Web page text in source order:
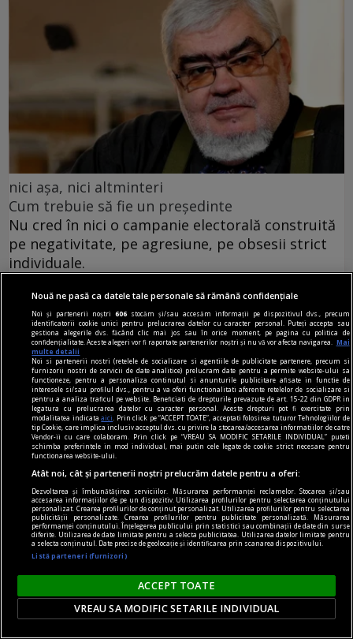
nici așa, nici altminteri
Cum trebuie să fie un președinte
Nu cred în nici o campanie electorală construită
pe negativitate, pe agresiune, pe obsesii strict
individuale.
axa dus-întors
Avram Iancu – 200
Și totuși, posteritatea lui este impresionantă și
oricine mai simte românește nu poate să nu
simtă o înaltă emoție gîndindu-se la el.
Sever VOINESCU
Nouă ne pasă ca datele tale personale să rămână confidențiale
Noi și partenerii noștri606 stocăm și/sau accesăm informații pe dispozitivul dvs., precum
identificatorii cookie unici pentru prelucrarea datelor cu caracter personal. Puteți accepta sau
gestiona alegerile dvs. făcând clic mai jos sau în orice moment, pe pagina cu politica de
confidențialitate. Aceste alegeri vor fi raportate partenerilor noștri și nu vă vor afecta navigarea.
Mai
multe detalii
Noi si partenerii nostri (retelele de socializare si agentiile de publicitate partenere, precum si
furnizorii nostri de servicii de date analitice) prelucram date pentru a permite website-ului sa
functioneze, pentru a personaliza continutul si anunturile publicitare afisate in functie de
interesele si/sau profilul dvs., pentru a va oferi functionalitati aferente retelelor de socializare si
pentru a analiza traficul pe website. Beneficiati de drepturile prevazute de art. 15-22 din GDPR in
legatura cu prelucrarea datelor cu caracter personal. Aceste drepturi pot fi exercitate prin
modalitatea indicataaici
. Prin click pe “ACCEPT TOATE”, acceptati folosirea tuturor Tehnologiilor de
tip Cookie, care implica inclusiv acceptul dvs. cu privire la stocarea/accesarea informatiilor de catre
Vendor-ii cu care colaboram. Prin click pe “VREAU SA MODIFIC SETARILE INDIVIDUAL” puteti
schimba preferintele in mod individual, mai putin cele legate de cookie strict necesare pentru
functionarea website-ului.
Atât noi, cât și partenerii noștri prelucrăm datele pentru a oferi:
Dezvoltarea și îmbunătățirea serviciilor. Măsurarea performanței reclamelor. Stocarea și/sau
accesarea informațiilor de pe un dispozitiv. Utilizarea profilurilor pentru selectarea conținutului
personalizat. Crearea profilurilor de conținut personalizat. Utilizarea profilurilor pentru selectarea
publicității personalizate. Crearea profilurilor pentru publicitate personalizată. Măsurarea
performanței conținutului. Înțelegerea publicului prin statistici sau combinații de date din surse
diferite. Utilizarea de date limitate pentru a selecta publicitatea. Utilizarea datelor limitate pentru
a selecta conținutul. Date precise de geolocație și identificarea prin scanarea dispozitivului.
Listă parteneri (furnizori)
ACCEPT TOATE
VREAU SA MODIFIC SETARILE INDIVIDUAL